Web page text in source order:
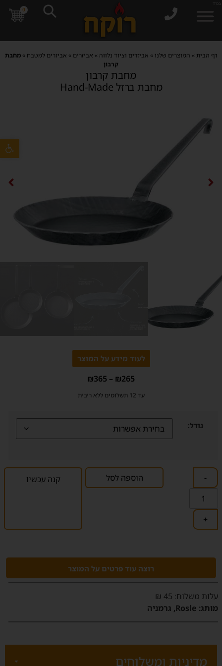
פתח
בס"ד
0
דף הבית » המוצרים שלנו » אביזרים וציוד נלווה » אביזרים » אביזרים למטבח »מחבת
קרבון
לעוד מידע על המוצר
₪265
–
₪365
עד 12 תשלומים ללא ריבית
גודל:
-
+
הוספה לסל קנה עכשיו
רוצה עוד פרטים על המוצר
‫עלות משלוח‬: 45 ₪
מותג: Rosle, גרמניה
מחבת קרבון
מחבת ברזל Hand-Made
מדיניות ומשלוחים